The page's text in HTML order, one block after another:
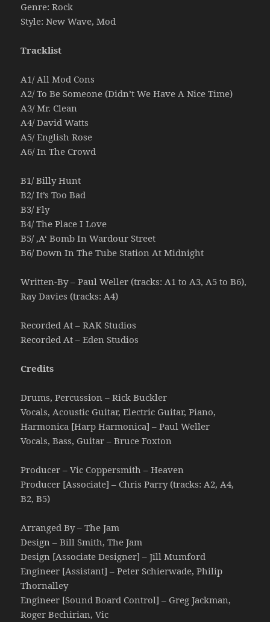
Genre: Rock
Style: New Wave, Mod
Tracklist
A1/ All Mod Cons
A2/ To Be Someone (Didn’t We Have A Nice Time)
A3/ Mr. Clean
A4/ David Watts
A5/ English Rose
A6/ In The Crowd
B1/ Billy Hunt
B2/ It’s Too Bad
B3/ Fly
B4/ The Place I Love
B5/ ‚A‘ Bomb In Wardour Street
B6/ Down In The Tube Station At Midnight
Written-By – Paul Weller (tracks: A1 to A3, A5 to B6),
Ray Davies (tracks: A4)
Recorded At – RAK Studios
Recorded At – Eden Studios
Credits
Drums, Percussion – Rick Buckler
Vocals, Acoustic Guitar, Electric Guitar, Piano,
Harmonica [Harp Harmonica] – Paul Weller
Vocals, Bass, Guitar – Bruce Foxton
Producer – Vic Coppersmith – Heaven
Producer [Associate] – Chris Parry (tracks: A2, A4,
B2, B5)
Arranged By – The Jam
Design – Bill Smith, The Jam
Design [Associate Designer] – Jill Mumford
Engineer [Assistant] – Peter Schierwade, Philip
Thornalley
Engineer [Sound Board Control] – Greg Jackman,
Roger Bechirian, Vic